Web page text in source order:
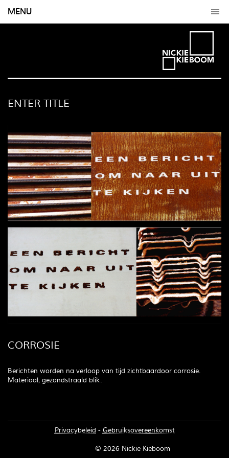
MENU
ENTER TITLE
CORROSIE
Berichten worden na verloop van tijd zichtbaardoor corrosie.
Materiaal; gezandstraald blik.
Privacybeleid - Gebruiksovereenkomst
© 2026 Nickie Kieboom